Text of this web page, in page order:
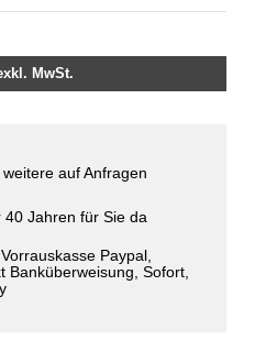
MwSt.
auf Anfragen
Jahren für Sie da
Paypal,
Banküberweisung, Sofort,